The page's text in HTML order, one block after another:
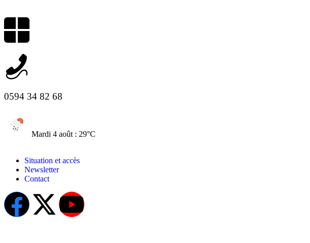
0594 34 82 68
Mardi 4 août : 29°C
Situation et accès
Newsletter
Contact